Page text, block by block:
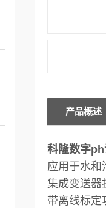
产品概述
科隆数字
应用于水和
集成变送器
带离线标定